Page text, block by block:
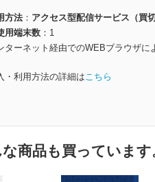
方法
アクセス型配信サービス（買切
用端末数
1
ターネット経由でのWEBブラウザに
・利用方法の詳細はこちら
商品も買っています